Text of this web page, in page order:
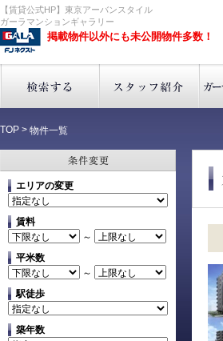
【賃貸公式HP】東京アーバンスタイル
ガーラマンションギャラリー
掲載物件以外にも未公開物件多数！
TOP > 物件一覧
エリアの変更
賃料
～
平米数
～
駅徒歩
築年数